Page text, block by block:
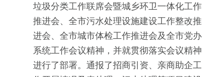
垃圾分类工作联席会暨城乡环卫一体化工作
推进会、全市污水处理设施建设工作整改推
进会、全市城市体检工作推进会及全市党办
系统工作会议精神，并就贯彻落实会议精神
进行了部署。通报了招商引资、亲商助企工